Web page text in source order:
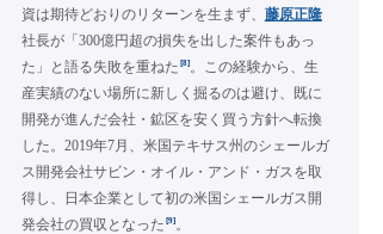
資は期待どおりのリターンを生まず、 藤原正隆
社長が「300億円超の損失を出した案件もあっ
た」と語る失敗を重ねた [8]。この経験から、生
産実績のない場所に新しく掘るのは避け、既に
開発が進んだ会社・鉱区を安く買う方針へ転換
した。2019年7月、米国テキサス州のシェールガ
ス開発会社サビン・オイル・アンド・ガスを取
得し、日本企業として初の米国シェールガス開
発会社の買収となった [9]。